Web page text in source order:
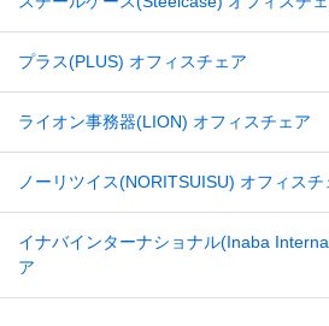
プラス(PLUS) オフィスチェア
ライオン事務器(LION) オフィスチェア
ノーリツイス(NORITSUISU) オフィスチ
イナバインターナショナル(Inaba
ア